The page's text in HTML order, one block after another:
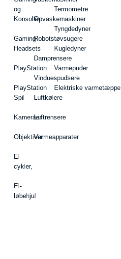
og
Konsoller
Gaming-
Headsets
PlayStation
PlayStation
Spil
Kameraer
Objektiver
El-
cykler,
El-
løbehjul
Opvaskemaskiner
Robotstøvsugere
Damprensere
Vinduespudsere
Luftkølere
Luftrensere
Varmeapparater
Termometre
Tyngdedyner
Kugledyner
Varmepuder
Elektriske varmetæppe